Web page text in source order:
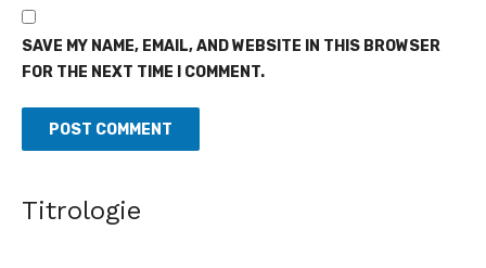
SAVE MY NAME, EMAIL, AND WEBSITE IN THIS BROWSER
FOR THE NEXT TIME I COMMENT.
Titrologie